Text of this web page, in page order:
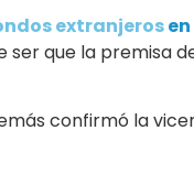
extranjeros
que la premisa
confirmó la